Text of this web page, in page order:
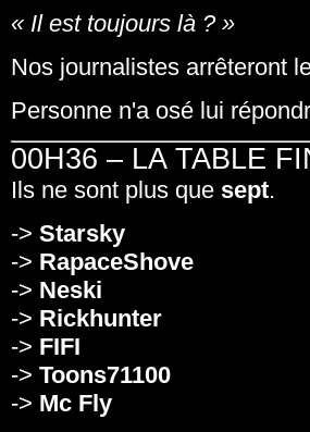
« Il est toujours là ? »
Nos journalistes arrêteront
Personne n'a osé lui
00H36 – LA TABLE
Ils ne sont plus que sept.
-> Starsky
-> RapaceShove
-> Neski
-> Rickhunter
-> FIFI
-> Toons71100
-> Mc Fly